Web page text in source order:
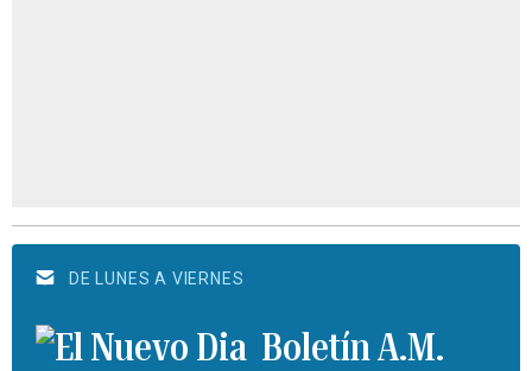
DE LUNES A VIERNES
Boletín A.M.